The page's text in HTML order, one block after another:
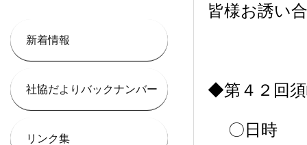
新着情報
社協だよりバックナンバー
リンク集
皆様お誘い
◆第４２回
〇日時